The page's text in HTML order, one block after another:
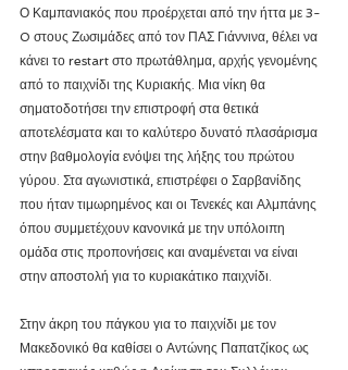
Ο Καμπανιακός που προέρχεται από την ήττα με 3-
0 στους Ζωσιμάδες από τον ΠΑΣ Γιάννινα, θέλει να
κάνει το restart στο πρωτάθλημα, αρχής γενομένης
από το παιχνίδι της Κυριακής. Μια νίκη θα
σηματοδοτήσει την επιστροφή στα θετικά
αποτελέσματα και το καλύτερο δυνατό πλασάρισμα
στην βαθμολογία ενόψει της λήξης του πρώτου
γύρου. Στα αγωνιστικά, επιστρέφει ο Σαρβανίδης
που ήταν τιμωρημένος και οι Τενεκές και Αλμπάνης
όπου συμμετέχουν κανονικά με την υπόλοιπη
ομάδα στις προπονήσεις και αναμένεται να είναι
στην αποστολή για το κυριακάτικο παιχνίδι.
Στην άκρη του πάγκου για το παιχνίδι με τον
Μακεδονικό θα καθίσει ο Αντώνης Παπατζίκος ως